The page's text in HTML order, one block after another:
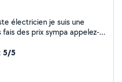
électricien je suis une
des prix sympa appelez-
5/5